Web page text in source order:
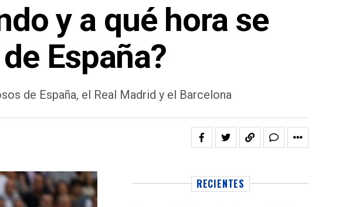
y a qué hora se
España?
de España, el Real Madrid y el Barcelona
RECIENTES